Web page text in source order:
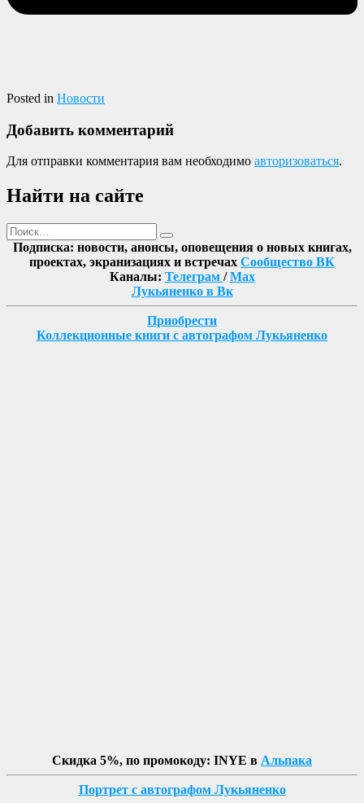
Posted in Новости
Добавить комментарий
Для отправки комментария вам необходимо авторизоваться.
Найти на сайте
Поиск
Найти
Подписка: новости, анонсы, оповещения о новых книгах,
проектах, экранизациях и встречах Сообщество ВК
Каналы: Телеграм /Max
Лукьяненко в Вк
Приобрести
Коллекционные книги с автографом Лукьяненко
Скидка 5%, по промокоду: INYE в Альпака
Портрет с автографом Лукьяненко